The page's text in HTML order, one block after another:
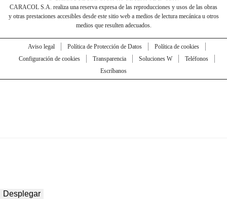
CARACOL S.A. realiza una reserva expresa de las reproducciones y usos de las obras
y otras prestaciones accesibles desde este sitio web a medios de lectura mecánica u otros
medios que resulten adecuados.
Aviso legal Política de Protección de Datos
Política de cookies
Configuración de cookies
Transparencia Soluciones W
Teléfonos
Escríbanos
Desplegar